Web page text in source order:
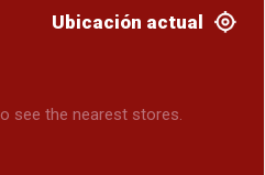
Ubicación actual
see the nearest stores.